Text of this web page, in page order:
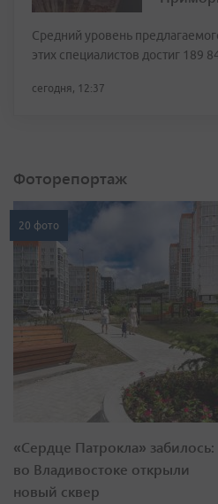
Средний уровень
этих специалистов достиг 189
сегодня, 12:37
Фоторепортаж
20 фото
«Сердце Патрокла» забилось:
во Владивостоке открыли
новый сквер